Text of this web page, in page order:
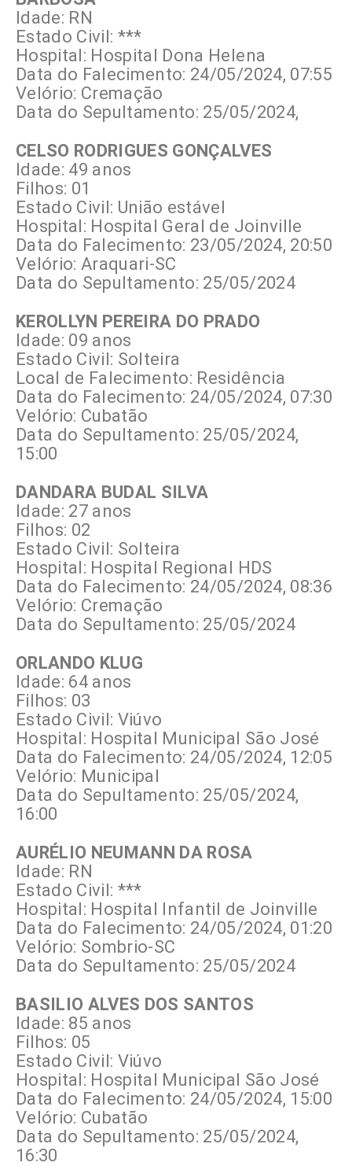
Idade: RN
Estado Civil: ***
Hospital: Hospital Dona Helena
Data do Falecimento: 24/05/2024, 07:55
Velório: Cremação
Data do Sepultamento: 25/05/2024,
CELSO RODRIGUES GONÇALVES
Idade: 49 anos
Filhos: 01
Estado Civil: União estável
Hospital: Hospital Geral de Joinville
Data do Falecimento: 23/05/2024, 20:50
Velório: Araquari-SC
Data do Sepultamento: 25/05/2024
KEROLLYN PEREIRA DO PRADO
Idade: 09 anos
Estado Civil: Solteira
Local de Falecimento: Residência
Data do Falecimento: 24/05/2024, 07:30
Velório: Cubatão
Data do Sepultamento: 25/05/2024,
15:00
DANDARA BUDAL SILVA
Idade: 27 anos
Filhos: 02
Estado Civil: Solteira
Hospital: Hospital Regional HDS
Data do Falecimento: 24/05/2024, 08:36
Velório: Cremação
Data do Sepultamento: 25/05/2024
ORLANDO KLUG
Idade: 64 anos
Filhos: 03
Estado Civil: Viúvo
Hospital: Hospital Municipal São José
Data do Falecimento: 24/05/2024, 12:05
Velório: Municipal
Data do Sepultamento: 25/05/2024,
16:00
AURÉLIO NEUMANN DA ROSA
Idade: RN
Estado Civil: ***
Hospital: Hospital Infantil de Joinville
Data do Falecimento: 24/05/2024, 01:20
Velório: Sombrio-SC
Data do Sepultamento: 25/05/2024
BASILIO ALVES DOS SANTOS
Idade: 85 anos
Filhos: 05
Estado Civil: Viúvo
Hospital: Hospital Municipal São José
Data do Falecimento: 24/05/2024, 15:00
Velório: Cubatão
Data do Sepultamento: 25/05/2024,
16:30